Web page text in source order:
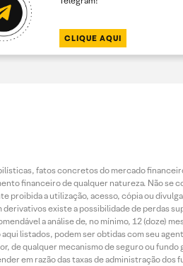
CLIQUE AQUI
fatos concretos do mercado
financeiro de qualquer natureza. Não se
a utilização, acesso, cópia ou
existe a possibilidade de perdas
a análise de, no mínimo, 12 (doze)
listados, podem ser obtidas com seu
qualquer mecanismo de seguro ou fundo
em razão das taxas de administração